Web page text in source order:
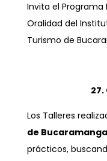
Invita el Programa
Oralidad del
Turismo de
Los Talleres
de
prácticos,